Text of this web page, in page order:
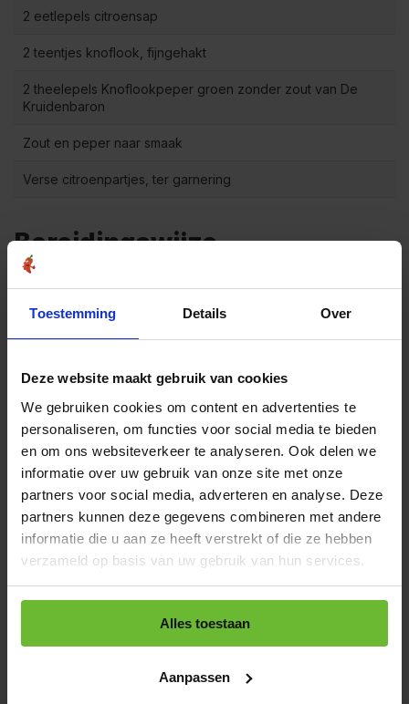
Toestemming Details Over
Deze website maakt gebruik van cookies
We gebruiken cookies om content en advertenties te
personaliseren, om functies voor social media te bieden
en om ons websiteverkeer te analyseren. Ook delen we
informatie over uw gebruik van onze site met onze
partners voor social media, adverteren en analyse. Deze
partners kunnen deze gegevens combineren met andere
informatie die u aan ze heeft verstrekt of die ze hebben
verzameld op basis van uw gebruik van hun services.
Alles toestaan
Aanpassen
2 eetlepels citroensap
2 teentjes knoflook, fijngehakt
2 theelepels Knoflookpeper groen zonder zout van De
Kruidenbaron
Zout en peper naar smaak
Verse citroenpartjes, ter garnering
Bereidingswijze
In een kom meng je de olijfolie, citroensap, fijngehakte
knoflook, Knoflookpeper groen zonder zout, zout en
goed zijn gemengd.
3
Leg de zalmfilets in een ondiepe schaal en giet de
dat de zalmfilets aan beide zijden goed bedekt zijn
met de marinade. Laat de zalmfilets gedurende 10-15
minuten marineren.
Leg de gemarineerde zalmfilets op de grill en sluit het
deksel. Grill de zalm gedurende 4-5 minuten aan elke
kant, of totdat de zalm gaar is en gemakkelijk uit
elkaar valt met een vork.
Haal de gegrilde zalm van de grill en laat deze een
paar minuten rusten.
6